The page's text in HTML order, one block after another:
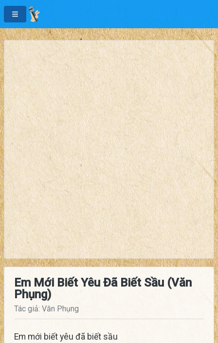
Em Mới Biết Yêu Đã Biết Sầu (Văn
Phụng)
Tác giả: Văn Phụng
Em mới biết yêu đã biết sầu